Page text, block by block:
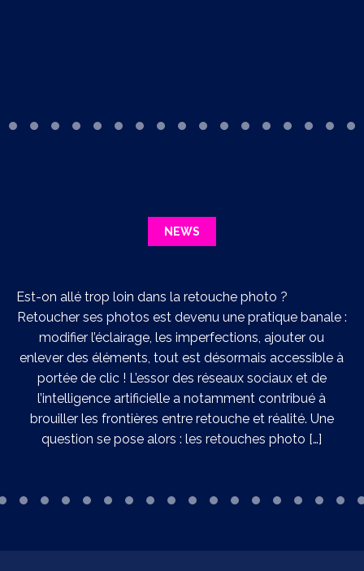
NEWS
Est-on allé trop loin dans la retouche photo ?
Retoucher ses photos est devenu une pratique banale :
modifier l’éclairage, les imperfections, ajouter ou
enlever des éléments, tout est désormais accessible à
portée de clic ! L’essor des réseaux sociaux et de
l’intelligence artificielle a notamment contribué à
brouiller les frontières entre retouche et réalité. Une
question se pose alors : les retouches photo […]